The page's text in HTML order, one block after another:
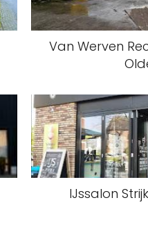
Van Werven
IJssalon